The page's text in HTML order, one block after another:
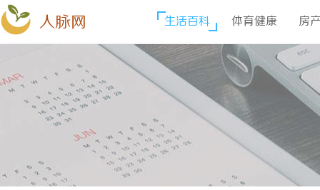
人脉网 生活百科 体育健康 房